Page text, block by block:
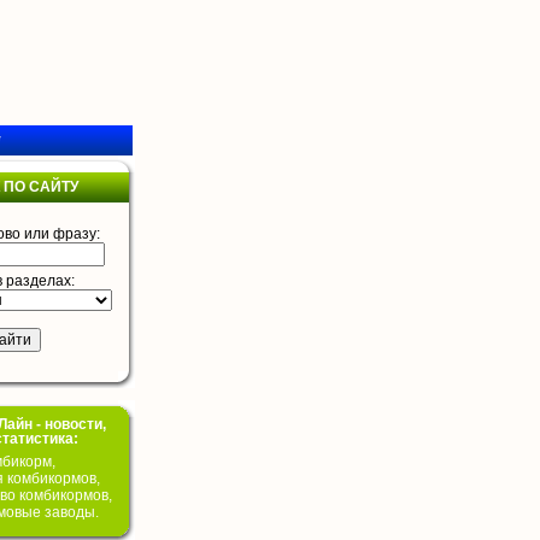
САЙТУ
или фразу:
разделах:
- новости,
комбикормов,
комбикормов,
заводы.